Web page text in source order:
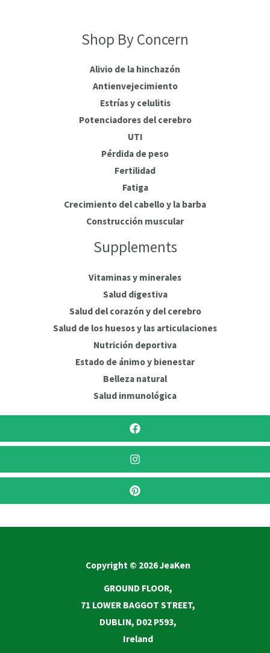
Shop By Concern
Alivio de la hinchazón
Antienvejecimiento
Estrías y celulitis
Potenciadores del cerebro
UTI
Pérdida de peso
Fertilidad
Fatiga
Crecimiento del cabello y la barba
Construcción muscular
Supplements
Vitaminas y minerales
Salud digestiva
Salud del corazón y del cerebro
Salud de los huesos y las articulaciones
Nutrición deportiva
Estado de ánimo y bienestar
Belleza natural
Salud inmunológica
Copyright © 2026 JeaKen
GROUND FLOOR,
71 LOWER BAGGOT STREET,
DUBLIN, D02 P593,
Ireland